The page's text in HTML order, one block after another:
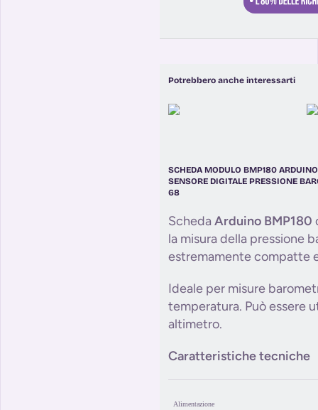
Potrebbero anche interessarti
SCHEDA MODULO BMP180
SENSORE DIGITALE PRESSIONE
68
Scheda Arduino BMP180
la misura della pressione
estremamente compatte
Ideale per misure
temperatura. Può essere
altimetro.
Caratteristiche tecniche
Alimentazione